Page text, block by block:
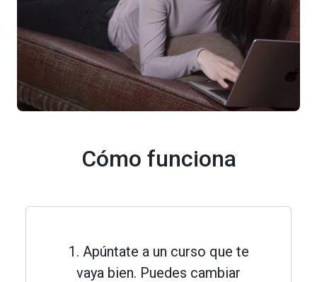
Cómo funciona
1. Apúntate a un curso que te
vaya bien. Puedes cambiar